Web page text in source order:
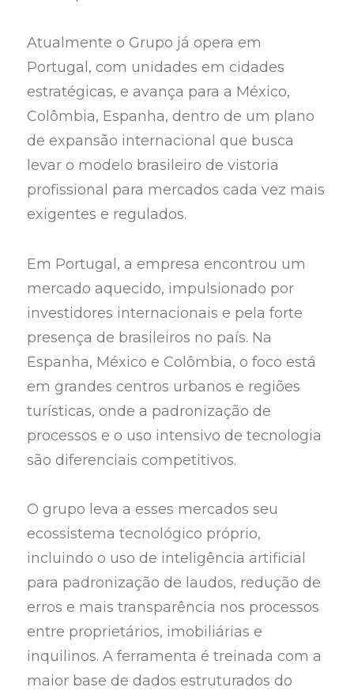
Atualmente o Grupo já opera em
Portugal, com unidades em cidades
estratégicas, e avança para a México,
Colômbia, Espanha, dentro de um plano
de expansão internacional que busca
levar o modelo brasileiro de vistoria
profissional para mercados cada vez mais
exigentes e regulados.
Em Portugal, a empresa encontrou um
mercado aquecido, impulsionado por
investidores internacionais e pela forte
presença de brasileiros no país. Na
Espanha, México e Colômbia, o foco está
em grandes centros urbanos e regiões
turísticas, onde a padronização de
processos e o uso intensivo de tecnologia
são diferenciais competitivos.
O grupo leva a esses mercados seu
ecossistema tecnológico próprio,
incluindo o uso de inteligência artificial
para padronização de laudos, redução de
erros e mais transparência nos processos
entre proprietários, imobiliárias e
inquilinos. A ferramenta é treinada com a
maior base de dados estruturados do